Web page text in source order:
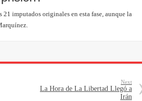
imputados originales en esta fase, aunque la
Next
La Hora de La Libertad Llegó a
Irán